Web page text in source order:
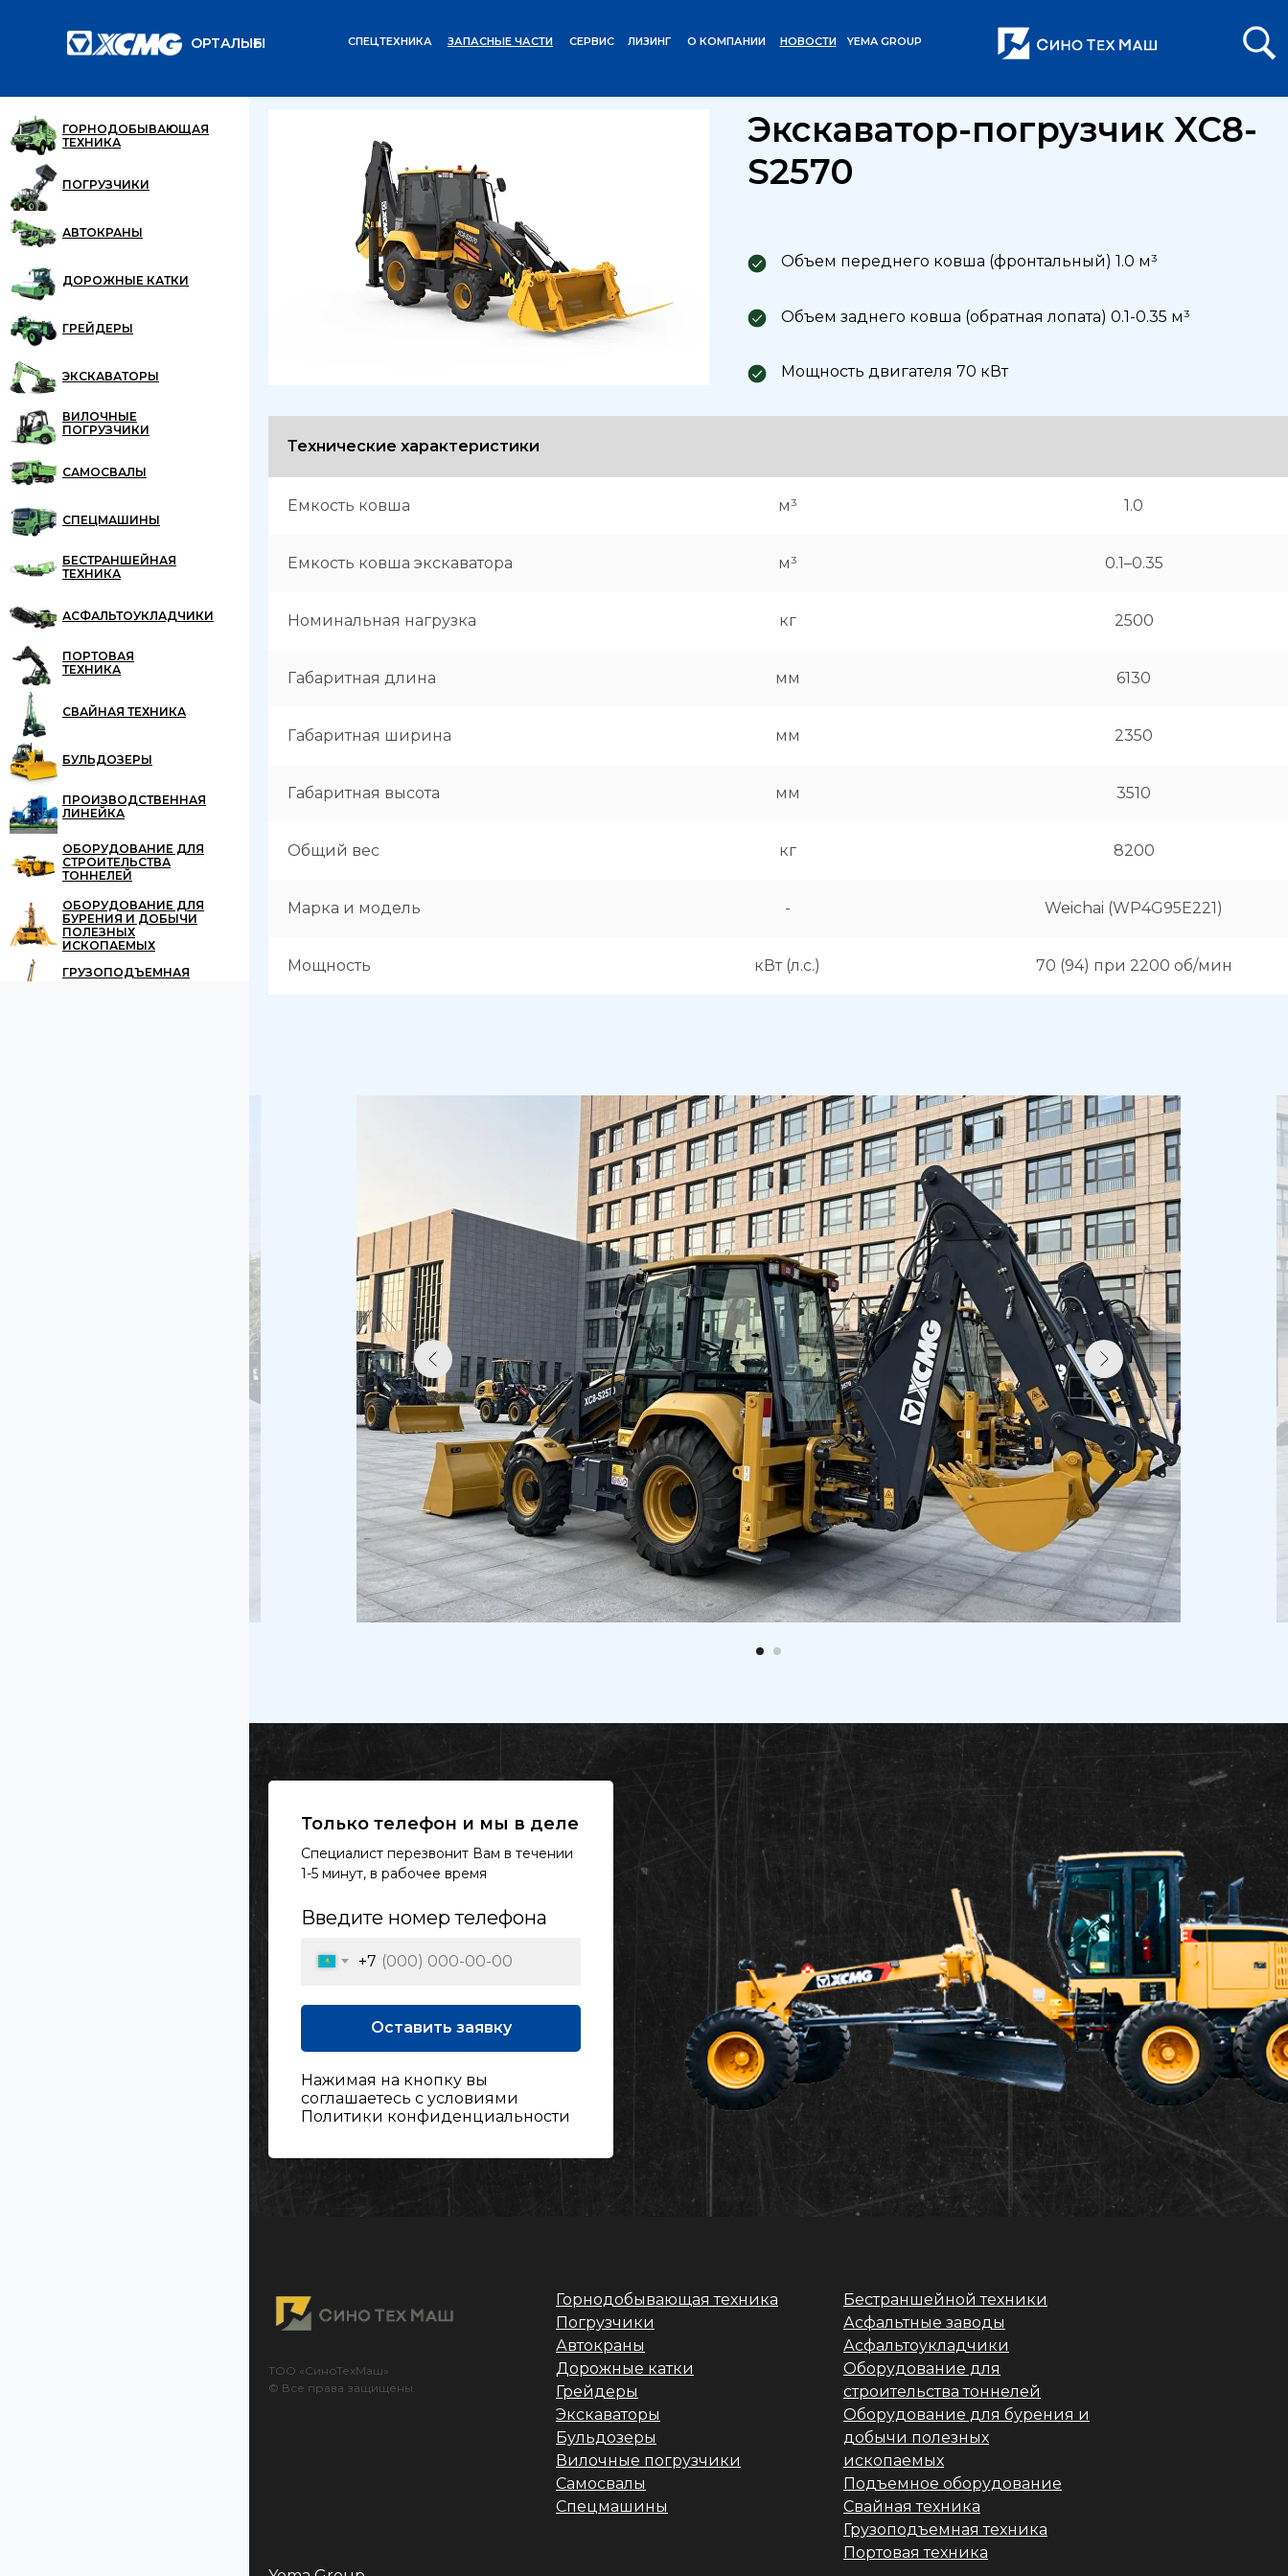
ОРТАЛЫҒЫ СПЕЦТЕХНИКА ЗАПАСНЫЕ ЧАСТИ СЕРВИС ЛИЗИНГ О КОМПАНИИ НОВОСТИ YEMA GROUP
ГОРНОДОБЫВАЮЩАЯ
ТЕХНИКА
ПОГРУЗЧИКИ
АВТОКРАНЫ
ДОРОЖНЫЕ КАТКИ
ГРЕЙДЕРЫ
ЭКСКАВАТОРЫ
БУЛЬДОЗЕРЫ
ВИЛОЧНЫЕ
ПОГРУЗЧИКИ
САМОСВАЛЫ
СПЕЦМАШИНЫ
БЕСТРАНШЕЙНАЯ
ТЕХНИКА
ПРОИЗВОДСТВЕННАЯ
ЛИНЕЙКА
АСФАЛЬТОУКЛАДЧИКИ
ОБОРУДОВАНИЕ ДЛЯ
СТРОИТЕЛЬСТВА
ТОННЕЛЕЙ
ОБОРУДОВАНИЕ ДЛЯ
БУРЕНИЯ И ДОБЫЧИ
ПОЛЕЗНЫХ
ИСКОПАЕМЫХ
СВАЙНАЯ ТЕХНИКА
ГРУЗОПОДЪЕМНАЯ
ПОРТОВАЯ
ТЕХНИКА
Экскаватор-погрузчик XC8-
S2570
Объем переднего ковша (фронтальный) 1.0 м³
Объем заднего ковша (обратная лопата) 0.1-0.35 м³
Мощность двигателя 70 кВт
Технические характеристики
Емкость ковша м³ 1.0
Емкость ковша экскаватора м³ 0.1–0.35
Номинальная нагрузка кг 2500
Габаритная длина мм 6130
Габаритная ширина мм 2350
Габаритная высота мм 3510
Общий вес кг 8200
Марка и модель - Weichai (WP4G95E221)
Мощность кВт (л.с.) 70 (94) при 2200 об/мин
Только телефон и мы в деле
Специалист перезвонит Вам в течении
1-5 минут, в рабочее время
Введите номер телефона
+7
Оставить заявку
Нажимая на кнопку вы
соглашаетесь с условиями
Политики конфиденциальности
ТОО «СиноТехМаш»
© Все права защищены.
Горнодобывающая техника
Погрузчики
Автокраны
Дорожные катки
Грейдеры
Экскаваторы
Бульдозеры
Вилочные погрузчики
Самосвалы
Спецмашины
Бестраншейной техники
Асфальтные заводы
Асфальтоукладчики
Оборудование для
строительства тоннелей
Оборудование для бурения и
добычи полезных
ископаемых
Подъемное оборудование
Свайная техника
Грузоподъемная техника
Портовая техника